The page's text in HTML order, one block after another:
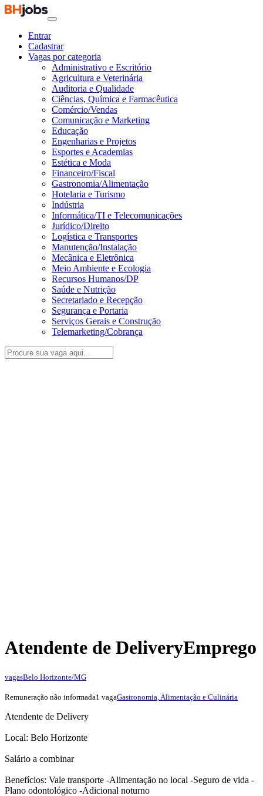
Entrar
Cadastrar
Vagas por categoria
Administrativo e Escritório
Agricultura e Veterinária
Auditoria e Qualidade
Ciências, Química e Farmacêutica
Comércio/Vendas
Comunicação e Marketing
Educação
Engenharias e Projetos
Esportes e Academias
Estética e Moda
Financeiro/Fiscal
Gastronomia/Alimentação
Hotelaria e Turismo
Indústria
Informática/TI e Telecomunicações
Jurídico/Direito
Logística e Transportes
Manutenção/Instalação
Mecânica e Eletrônica
Meio Ambiente e Ecologia
Recursos Humanos/DP
Saúde e Nutrição
Secretariado e Recepção
Segurança e Portaria
Serviços Gerais e Construção
Telemarketing/Cobrança
Atendente de DeliveryEmprego
vagasBelo Horizonte/MG
Remuneração não informada1 vagaGastronomia, Alimentação e Culinária
Atendente de Delivery
Local: Belo Horizonte
Salário a combinar
Benefícios: Vale transporte -Alimentação no local -Seguro de vida -
Plano odontológico -Adicional noturno